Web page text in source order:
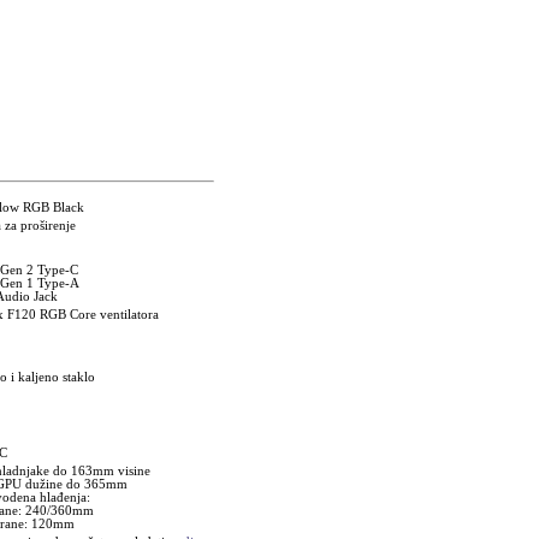
RGB Black
za proširenje
2 Type-C
1 Type-A
Jack
F120 RGB Core ventilatora
i kaljeno staklo
do 163mm visine
dužine do 365mm
hlađenja:
240/360mm
120mm